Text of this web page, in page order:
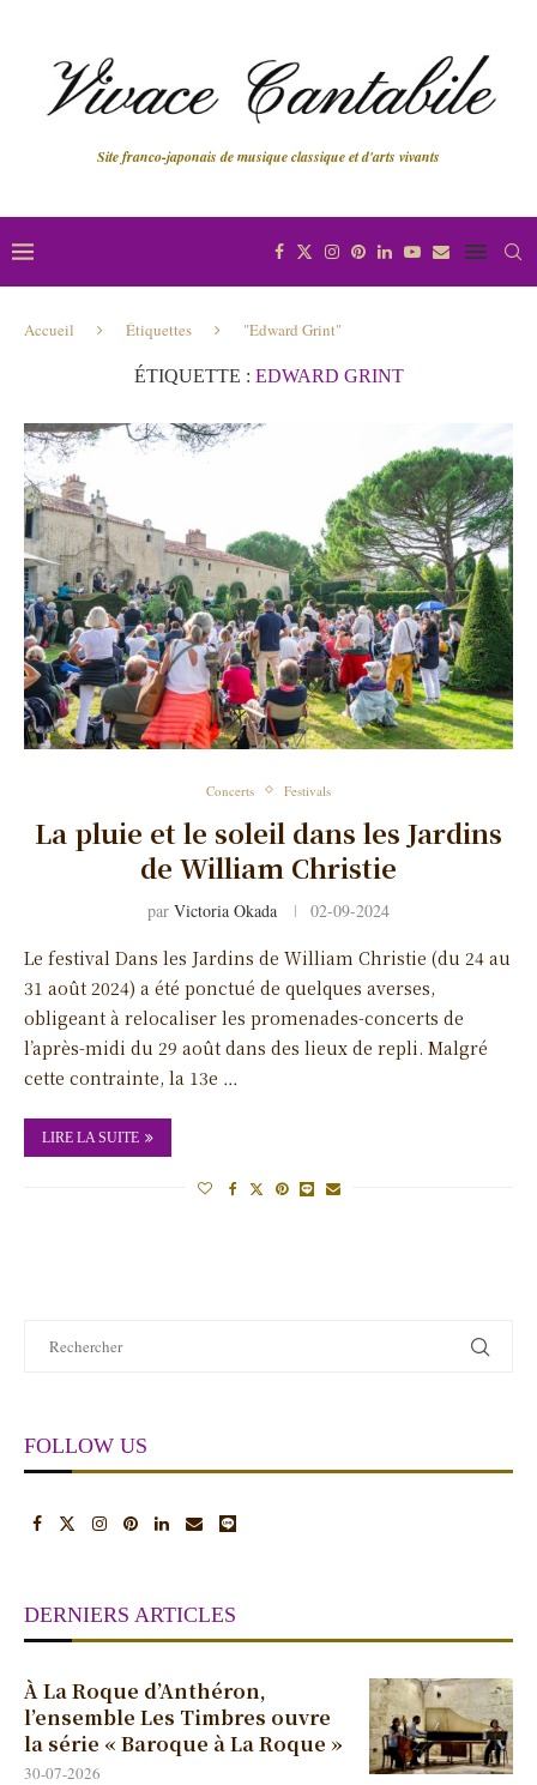
Site franco-japonais de musique classique et d'arts vivants
Accueil Étiquettes "Edward Grint"
ÉTIQUETTE : EDWARD GRINT
Concerts Festivals
La pluie et le soleil dans les Jardins
de William Christie
par Victoria Okada 02-09-2024
Le festival Dans les Jardins de William Christie (du 24 au
31 août 2024) a été ponctué de quelques averses,
obligeant à relocaliser les promenades-concerts de
l’après-midi du 29 août dans des lieux de repli. Malgré
cette contrainte, la 13e …
LIRE LA SUITE
FOLLOW US
DERNIERS ARTICLES
À La Roque d’Anthéron,
l’ensemble Les Timbres ouvre
la série « Baroque à La Roque »
30-07-2026